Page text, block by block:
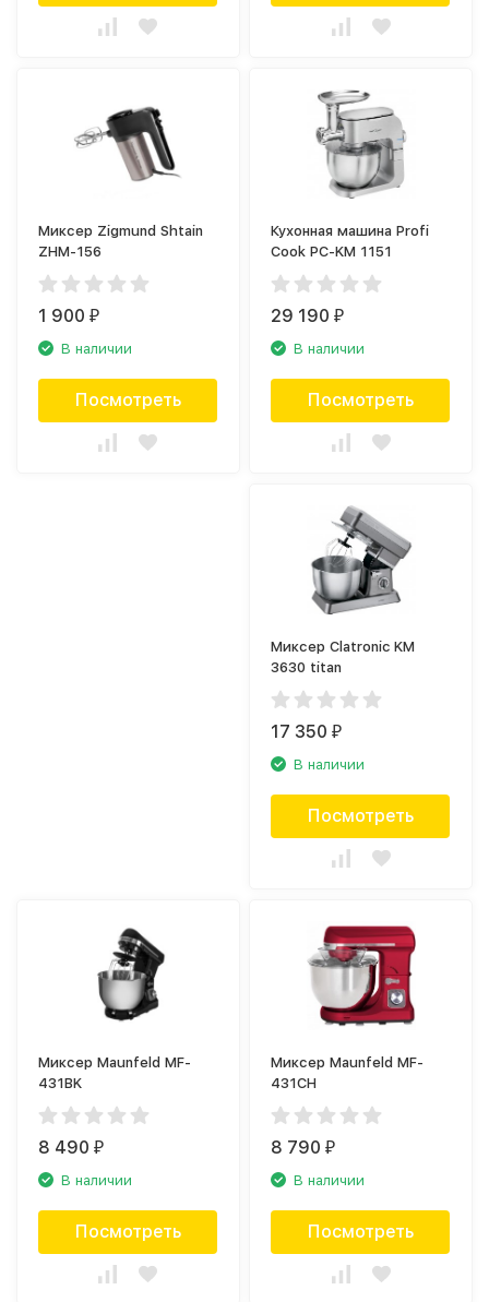
Миксер Zigmund Shtain
ZHM-156
1 900₽
В наличии
Посмотреть
Кухонная машина Profi
Cook PC-KM 1151
29 190₽
В наличии
Посмотреть
Миксер Clatronic KM
3630 titan
17 350₽
В наличии
Посмотреть
Миксер Maunfeld MF-
431BK
8 490₽
В наличии
Посмотреть
Миксер Maunfeld MF-
431CH
8 790₽
В наличии
Посмотреть